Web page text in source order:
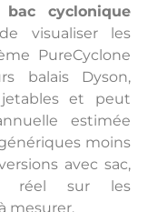
bac cyclonique
visualiser les
PureCyclone
balais Dyson,
jetables et peut
estimée
moins
avec sac,
réel sur les
mesurer.